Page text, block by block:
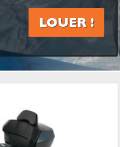
LOUER !